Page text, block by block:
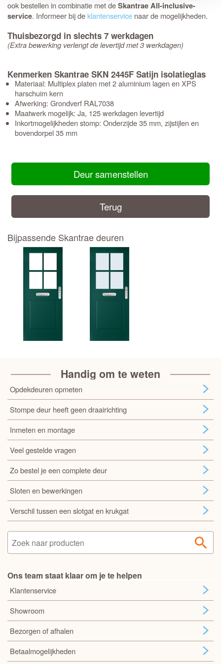
ook bestellen in combinatie met deSkantrae All-inclusive-
service. Informeer bij deklantenservice naar de mogelijkheden.
Thuisbezorgd in slechts 7 werkdagen
(Extra bewerking verlengt de levertijd met 3 werkdagen)
Kenmerken Skantrae SKN 2445F Satijn isolatieglas
Materiaal: Multiplex platen met 2 aluminium lagen en XPS
harschuim kern
Afwerking: Grondverf RAL7038
Maatwerk mogelijk: Ja, 125 werkdagen levertijd
Inkortmogelijkheden stomp: Onderzijde 35 mm, zijstijlen en
bovendorpel 35 mm
Deur samenstellen
Terug
Bijpassende Skantrae deuren
Handig om te weten
Opdekdeuren opmeten
Stompe deur heeft geen draairichting
Inmeten en montage
Veel gestelde vragen
Zo bestel je een complete deur
Sloten en bewerkingen
Verschil tussen een slotgat en krukgat
Ons team staat klaar om je te helpen
Klantenservice
Showroom
Bezorgen of afhalen
Betaalmogelijkheden